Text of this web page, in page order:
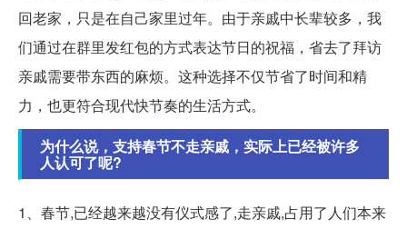
回老家，只是在自己家里过年。由于亲戚中长辈较多，我
们通过在群里发红包的方式表达节日的祝福，省去了拜访
亲戚需要带东西的麻烦。这种选择不仅节省了时间和精
力，也更符合现代快节奏的生活方式。
为什么说，支持春节不走亲戚，实际上已经被许多
人认可了呢?
1、春节,已经越来越没有仪式感了,走亲戚,占用了人们本来